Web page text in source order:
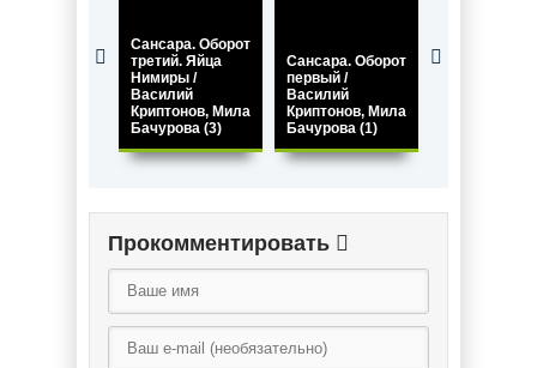
Сансара. Оборот
третий. Яйца
Нимиры /
Василий
Криптонов, Мила
Бачурова (3)
Сансара. Оборот
первый /
Василий
Криптонов, Мила
Бачурова (1)
Прокомментировать